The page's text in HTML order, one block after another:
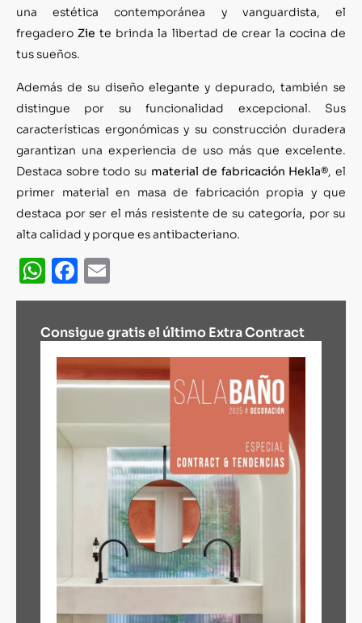
una estética contemporánea y vanguardista, el
fregaderoZie te brinda la libertad de crear la cocina de
tus sueños.
Además de su diseño elegante y depurado, también se
distingue por su funcionalidad excepcional. Sus
características ergonómicas y su construcción duradera
garantizan una experiencia de uso más que excelente.
Destaca sobre todo su material de fabricación Hekla®, el
primer material en masa de fabricación propia y que
destaca por ser el más resistente de su categoría, por su
alta calidad y porque es antibacteriano.
WhatsApp
Facebook
Consigue gratis el último Extra Contract